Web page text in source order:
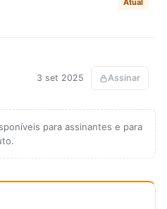
Atual
3 set 2025 Assinar
para assinantes e para